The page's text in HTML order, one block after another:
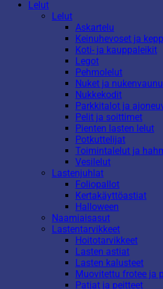
Lelut
Lelut
Askartelu
Keinuhevoset ja
Koti- ja kauppaleikit
Legot
Pehmolelut
Nuket ja
Nukkekodit
Parkkitalot ja
Pelit ja soittimet
Pienten lasten lelut
Potkuttelijat
Toimintalelut ja
Vesilelut
Lastenjuhlat
Foliopallot
Kertakäyttöastiat
Halloween
Naamiaisasut
Lastentarvikkeet
Hoitotarvikkeet
Lasten astiat
Lasten kalusteet
Muovitettu frotee ja
Patjat ja peitteet